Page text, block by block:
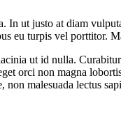
In ut justo at diam
eu turpis vel porttitor.
ut id nulla.
orci non magna
non malesuada lectus